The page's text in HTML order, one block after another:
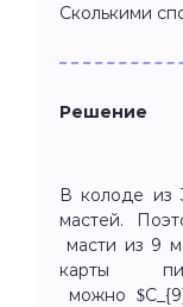
Сколькими
Решение
В колоде из
мастей.
масти из 9
карты
можно